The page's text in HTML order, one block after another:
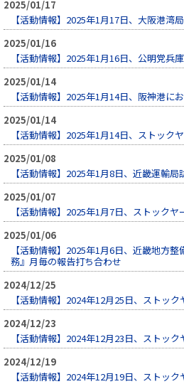
2025/01/17
【活動情報】2025年1月17日、大阪港湾
2025/01/16
【活動情報】2025年1月16日、公明党兵
2025/01/14
【活動情報】2025年1月14日、阪神港に
2025/01/14
【活動情報】2025年1月14日、ストック
2025/01/08
【活動情報】2025年1月8日、近畿運輸局
2025/01/07
【活動情報】2025年1月7日、ストックヤ
2025/01/06
【活動情報】2025年1月6日、近畿地方
務』月毎の報告打ち合わせ
2024/12/25
【活動情報】2024年12月25日、ストッ
2024/12/23
【活動情報】2024年12月23日、ストッ
2024/12/19
【活動情報】2024年12月19日、ストッ